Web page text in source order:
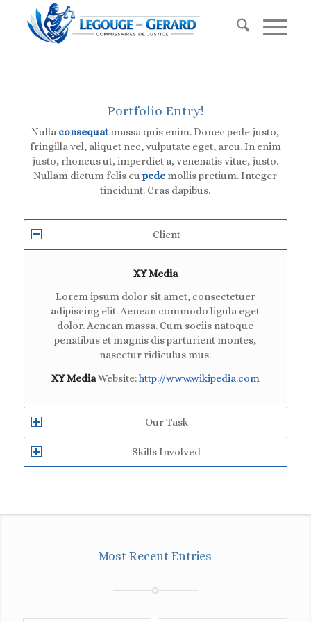
Portfolio Entry!
Nulla consequatmassa quis enim. Donec pede justo,
fringilla vel, aliquet nec, vulputate eget, arcu. In enim
justo, rhoncus ut, imperdiet a, venenatis vitae, justo.
Nullam dictum felis eupede mollis pretium. Integer
tincidunt. Cras dapibus.
Client
XY Media
Lorem ipsum dolor sit amet, consectetuer
adipiscing elit. Aenean commodo ligula eget
dolor. Aenean massa. Cum sociis natoque
penatibus et magnis dis parturient montes,
nascetur ridiculus mus.
XY MediaWebsite:http://www.wikipedia.com
Our Task
Skills Involved
Most Recent Entries